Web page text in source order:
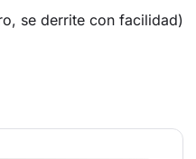
se derrite con facilidad)